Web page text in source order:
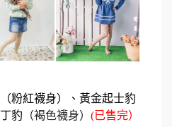
（粉紅襪身） 、 黃金起士豹
豹 （褐色襪身） (已售完）